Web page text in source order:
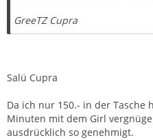
GreeTZ Cupra
Salü Cupra
Da ich nur 150.- in der
Minuten mit dem Girl
ausdrücklich so genehmigt.